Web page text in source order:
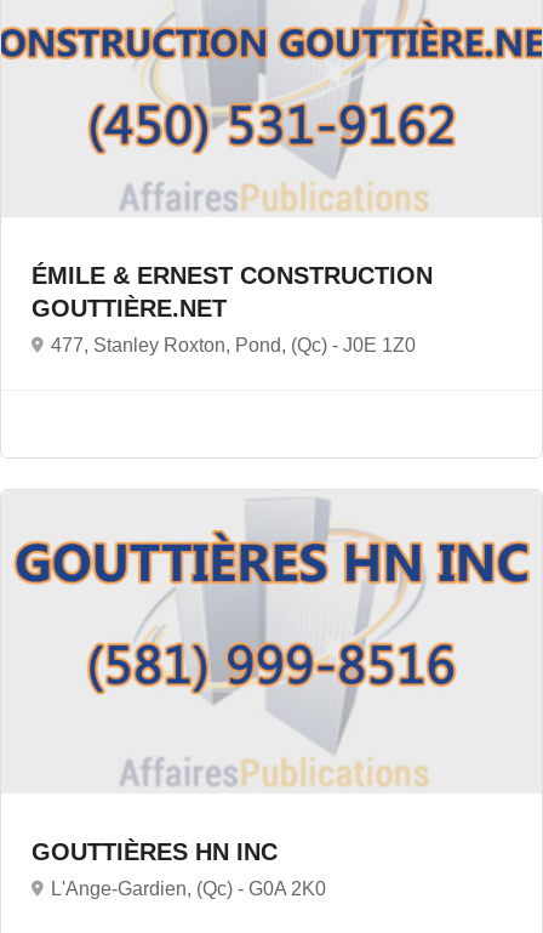
ÉMILE & ERNEST CONSTRUCTION
GOUTTIÈRE.NET
477, Stanley Roxton, Pond, (Qc) - J0E 1Z0
GOUTTIÈRES HN INC
L'Ange-Gardien, (Qc) - G0A 2K0